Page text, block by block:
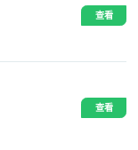
查看
查看